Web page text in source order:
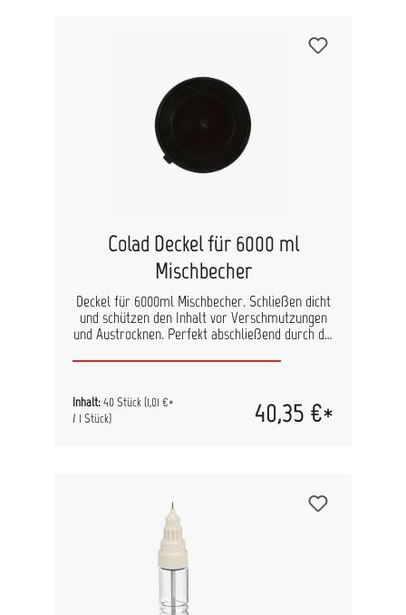
für die einmalige Nutzung vorgesehen und lässt
sich bei Bedarf mit einem separat erhältlichen
Deckel verschließen, um Lackreste zuverlässig
vor Staub und Schmutz zu schützen. Vorteile
auf einen Blick: Robuster Einwegbecher für bis
zu 6 Liter Inhalt Mischungsverhältnisse 2:1, 3:1,
4:1, 5:1 aufgedruckt Zusätzliche
Verdünnungsskala von 5?% bis 30?% Saubere,
glatte Oberfläche Millimeter-Einteilung für
Colad Deckel für 6000 ml
Mischbecher
Deckel für 6000ml Mischbecher. Schließen dicht
und schützen den Inhalt vor Verschmutzungen
und Austrocknen. Perfekt abschließend durch die
Inhalt:40 Stück(1,01 €*
/ 1 Stück)
40,35 €*